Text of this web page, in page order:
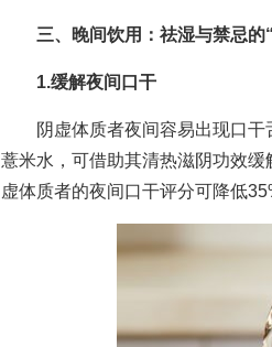
三、晚间饮用：祛湿与禁忌的
1.缓解夜间口干
阴虚体质者夜间容易出现口干
薏米水，可借助其清热滋阴功效
虚体质者的夜间口干评分可降低